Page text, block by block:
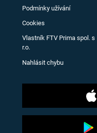
Podmínky užívání
Cookies
Vlastník FTV Prima spol. s
r.o.
Nahlásit chybu